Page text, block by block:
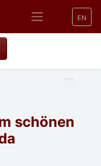
EN
schönen